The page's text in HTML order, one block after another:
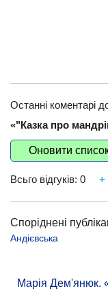
Останні коментарі
«"Казка про
Оновити
Всьго відгуків: 0 +
Споріднені
Андієвська
Марія Дем'янюк.